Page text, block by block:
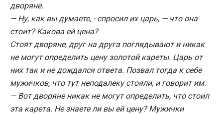
дворяне.
— Ну, как вы думаете, - спросил их царь, — что она
стоит? Какова ей цена?
Стоят дворяне, друг на друга поглядывают и никак
не могут определить цену золотой кареты. Царь от
них так и не дождался ответа. Позвал тогда к себе
мужичков, что тут неподалеку стояли, и говорит им:
— Вот дворяне никак не могут определить, что стоил
эта карета. Не знаете ли вы ей цену? Мужички